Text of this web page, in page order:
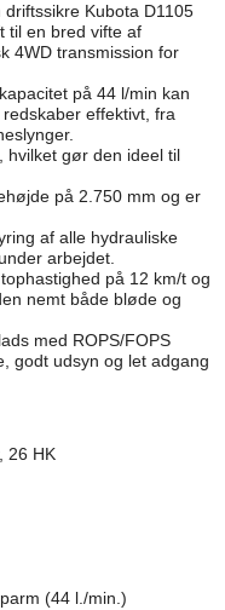
Kubota D1105
til en bred vifte af
4WD transmission for
på 44 l/min kan
effektivt, fra
hvilket gør den ideel til
på 2.750 mm og er
af alle hydrauliske
arbejdet.
på 12 km/t og
nemt både bløde og
med ROPS/FOPS
godt udsyn og let adgang
26 HK
(44 l./min.)